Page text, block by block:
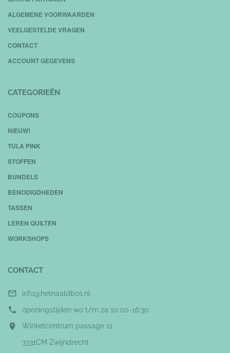
ALGEMENE VOORWAARDEN
VEELGESTELDE VRAGEN
CONTACT
ACCOUNT GEGEVENS
CATEGORIEËN
COUPONS
NIEUW!
TULA PINK
STOFFEN
BUNDELS
BENODIGDHEDEN
TASSEN
LEREN QUILTEN
WORKSHOPS
CONTACT
 info@hetnaaldbos.nl
 openingstijden wo t/m za 10:00-16:30

Winkelcentrum passage 11
3331CM Zwijndrecht